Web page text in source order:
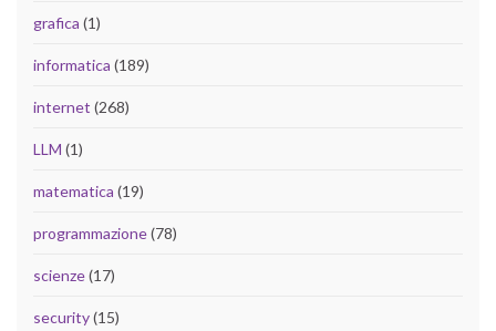
grafica (1)
informatica (189)
internet (268)
LLM (1)
matematica (19)
programmazione(78)
scienze(17)
security(15)